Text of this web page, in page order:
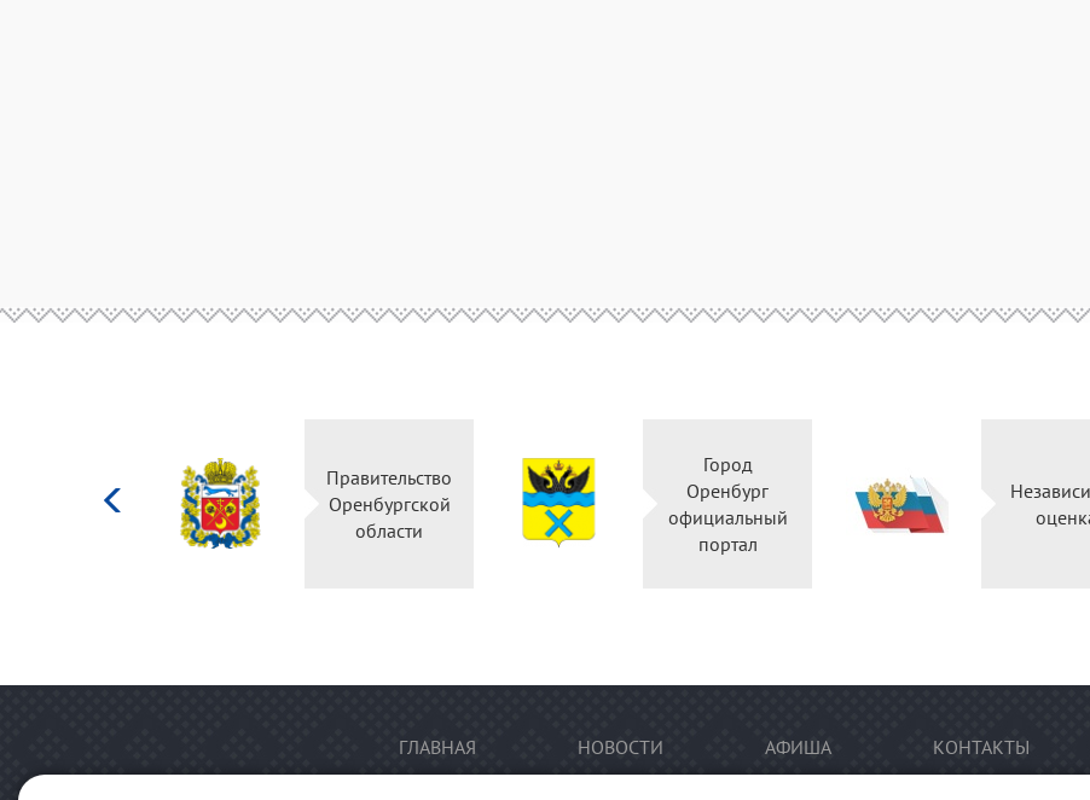
Правительство
Оренбургской
области
Город
Оренбург
официальный
портал
ГЛАВНАЯ НОВОСТИ АФИША КОНТАКТЫ